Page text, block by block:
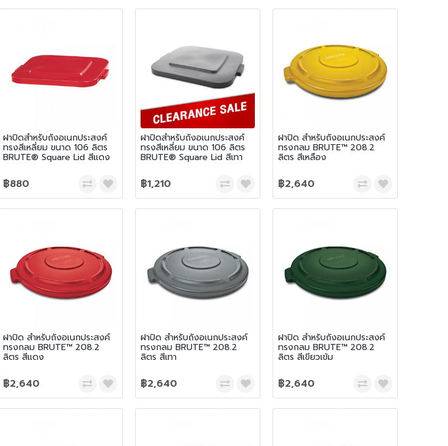
ฝาปิดสำหรับถังอเนกประสงค์
ทรงสีเหลี่ยม ขนาด 106 ลิตร
BRUTE® Square Lid สีแดง
฿880
ฝาปิดสำหรับถังอเนกประสงค์
ทรงสีเหลี่ยม ขนาด 106 ลิตร
BRUTE® Square Lid สีเทา
฿1,210
ฝาปิด สำหรับถังอเนกประสงค์
ทรงกลม BRUTE™ 208.2
ลิตร สีเหลือง
฿2,640
ฝาปิด สำหรับถังอเนกประสงค์
ทรงกลม BRUTE™ 208.2
ลิตร สีแดง
฿2,640
ฝาปิด สำหรับถังอเนกประสงค์
ทรงกลม BRUTE™ 208.2
ลิตร สีเทา
฿2,640
ฝาปิด สำหรับถังอเนกประสงค์
ทรงกลม BRUTE™ 208.2
ลิตร สีเขียวเข้ม
฿2,640